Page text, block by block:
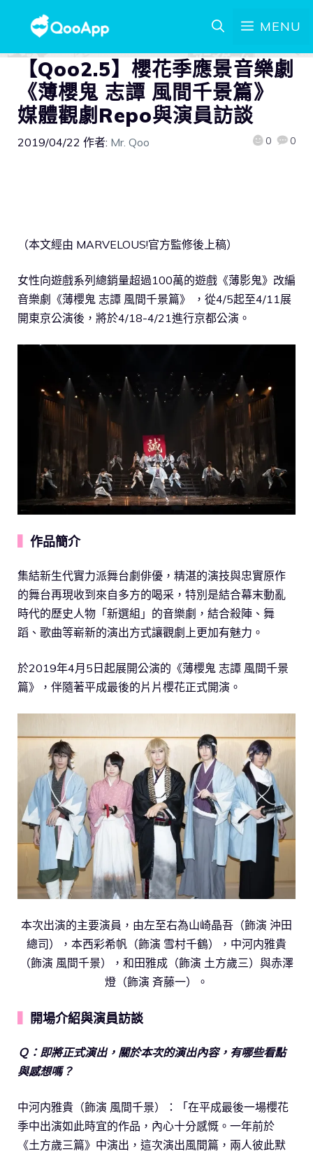
MENU
【Qoo2.5】櫻花季應景音樂劇
《薄櫻鬼 志譚 風間千景篇》
媒體觀劇Repo與演員訪談
2019/04/22 作者: Mr. Qoo 0 0
（本文經由 MARVELOUS!官方監修後上稿）
女性向遊戲系列總銷量超過100萬的遊戲《薄影鬼》改編
音樂劇《薄櫻鬼 志譚 風間千景篇》 ，從4/5起至4/11展
開東京公演後，將於4/18-4/21進行京都公演。
作品簡介
集結新生代實力派舞台劇俳優，精湛的演技與忠實原作
的舞台再現收到來自多方的喝采，特別是結合幕末動亂
時代的歷史人物「新選組」的音樂劇，結合殺陣、舞
蹈、歌曲等嶄新的演出方式讓觀劇上更加有魅力。
於2019年4月5日起展開公演的《薄櫻鬼 志譚 風間千景
篇》，伴隨著平成最後的片片櫻花正式開演。
本次出演的主要演員，由左至右為山崎晶吾（飾演 沖田
總司），本西彩希帆（飾演 雪村千鶴），中河内雅貴
（飾演 風間千景），和田雅成（飾演 土方歲三）與赤澤
燈（飾演 斉藤一）。
開場介紹與演員訪談
Ｑ：即將正式演出，關於本次的演出內容，有哪些看點
與感想嗎？
中河内雅貴（飾演 風間千景）：「在平成最後一場櫻花
季中出演如此時宜的作品，內心十分感慨。一年前於
《土方歲三篇》中演出，這次演出風間篇，兩人彼此默